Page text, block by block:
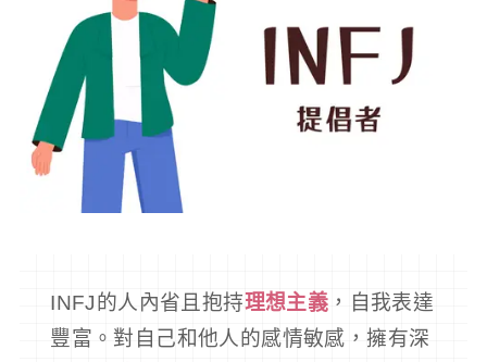
INFJ的人內省且抱持理想主義 ，自我表達
豐富。對自己和他人的感情敏感，擁有深